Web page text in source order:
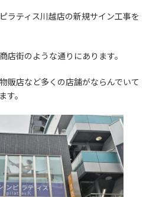
ラティス川越店の新規サイン工事を
店街のような通りにあります。
販店など多くの店舗がならんでいて
す。